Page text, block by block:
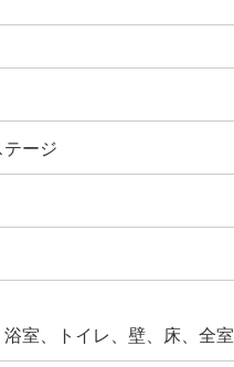
ージ
室、トイレ、壁、床、全室